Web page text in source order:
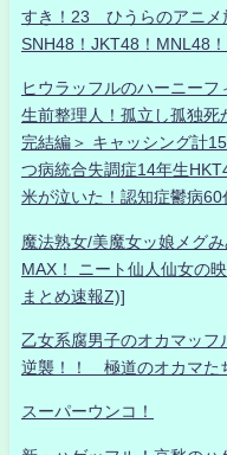
すき！23 ひうらのアニメ
SNH48！JKT48！MNL48
ヒウラッフルのハーニーフ
生前整理人！孤立し孤独死
完結編＞ キャッシング計
つ病統合失調症14年生
米が泣いた！認知症鬱病
魔法熟女/美魔女ッ娘メグ
MAX！ ニート仙人仙女の
まとめ速報Z)]
乙女系腐男子のオカマッ
逆襲！！ 極道のオカマた
スーパーウンコ！